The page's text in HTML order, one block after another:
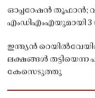
ഓപ്പറേഷൻ തൂഫാൻ;
എംഡിഎംഎയുമായി 3
ഇന്ത്യൻ
ലക്ഷങ്ങൾ തട്ടിയെന്ന
കേസെടുത്തു